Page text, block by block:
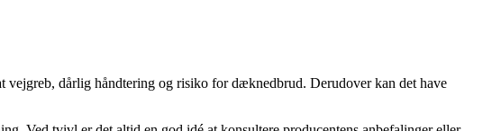
dårlig håndtering og risiko for dæknedbrud. Derudover kan det have